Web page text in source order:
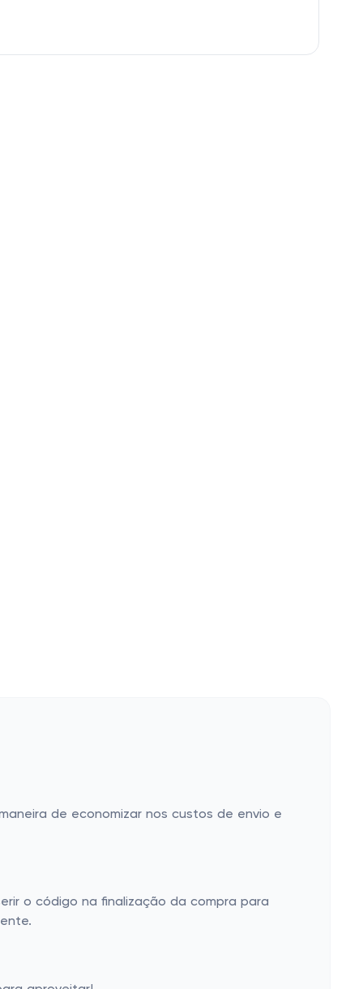
de economizar nos custos de envio e
o código na finalização da compra para